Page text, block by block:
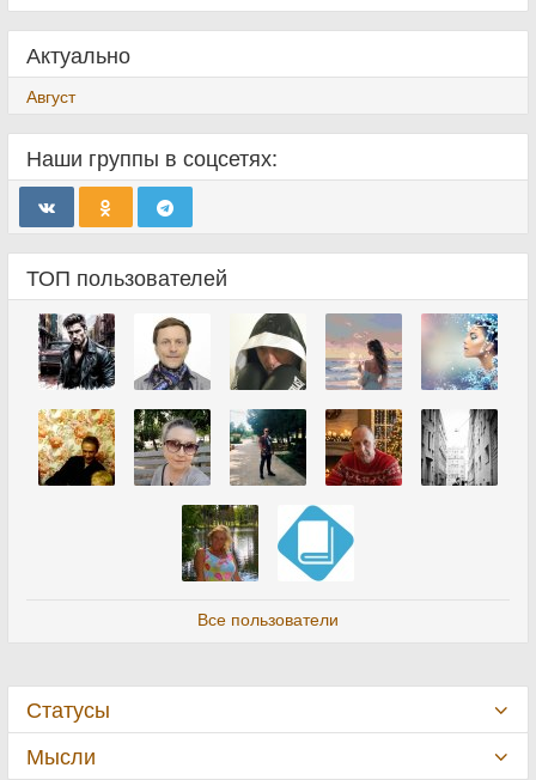
Актуально
Август
Наши группы в соцсетях:
ТОП пользователей
Все пользователи
Статусы
Мысли